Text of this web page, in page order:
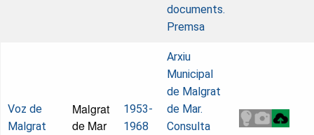
documents.
Premsa
Voz de
Malgrat
Malgrat
de Mar
1953-
1968
Arxiu
Municipal
de Malgrat
de Mar.
Consulta